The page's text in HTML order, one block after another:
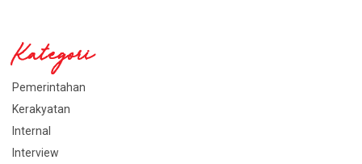
Kategori
Pemerintahan
Kerakyatan
Internal
Interview